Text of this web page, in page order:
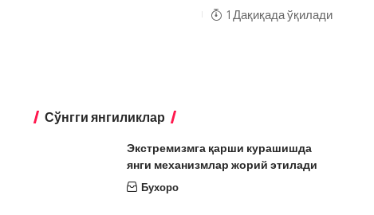
1 Дақиқада ўқилади
Сўнгги янгиликлар
Экстремизмга қарши курашишда
янги механизмлар жорий этилади
Бухоро